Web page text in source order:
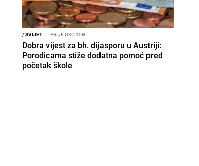
/SVIJET I PRIJE OKO 15H
Dobra vijest za bh. dijasporu u Austriji:
Porodicama stiže dodatna pomoć pred
početak škole